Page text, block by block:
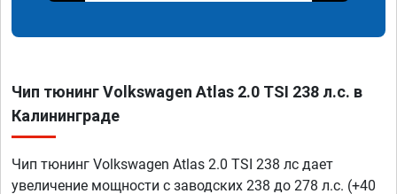
Чип тюнинг Volkswagen Atlas 2.0 TSI 238 л.с. в
Калининграде
Чип тюнинг Volkswagen Atlas 2.0 TSI 238 лс дает
увеличение мощности с заводских 238 до 278 л.с. (+40